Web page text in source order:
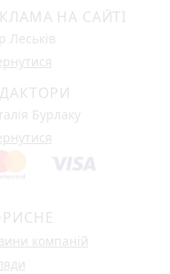
НА САЙТІ
Леськів
Бурлаку
компаній